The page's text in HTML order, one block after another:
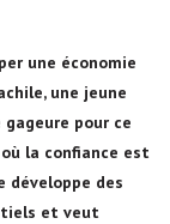
une économie
une jeune
gageure pour ce
la confiance est
développe des
et veut